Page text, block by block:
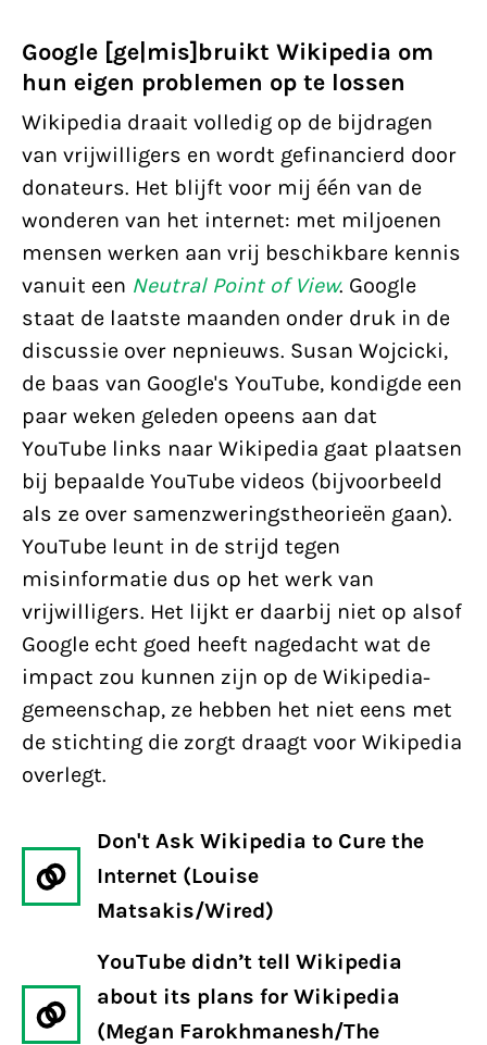
Google [ge|mis]bruikt Wikipedia om
hun eigen problemen op te lossen
Wikipedia draait volledig op de bijdragen
van vrijwilligers en wordt gefinancierd door
donateurs. Het blijft voor mij één van de
wonderen van het internet: met miljoenen
mensen werken aan vrij beschikbare kennis
vanuit een Neutral Point of View. Google
staat de laatste maanden onder druk in de
discussie over nepnieuws. Susan Wojcicki,
de baas van Google's YouTube, kondigde een
paar weken geleden opeens aan dat
YouTube links naar Wikipedia gaat plaatsen
bij bepaalde YouTube videos (bijvoorbeeld
als ze over samenzweringstheorieën gaan).
YouTube leunt in de strijd tegen
misinformatie dus op het werk van
vrijwilligers. Het lijkt er daarbij niet op alsof
Google echt goed heeft nagedacht wat de
impact zou kunnen zijn op de Wikipedia-
gemeenschap, ze hebben het niet eens met
de stichting die zorgt draagt voor Wikipedia
overlegt.
Don't Ask Wikipedia to Cure the
Internet (Louise
Matsakis/Wired)
YouTube didn’t tell Wikipedia
about its plans for Wikipedia
(Megan Farokhmanesh/The